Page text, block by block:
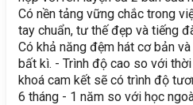
Có nền tảng vững chắc trong
tay chuẩn, tư thế đẹp và tiếng
Có khả năng đệm hát cơ bản
bất kì. - Trình độ cao so với
khoá cam kết sẽ có trình độ
6 tháng - 1 năm so với học